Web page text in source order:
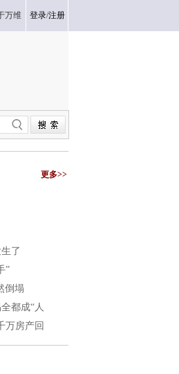
万维 登录/注册
更多>>
了
”
倒塌
都成“人
万房产回